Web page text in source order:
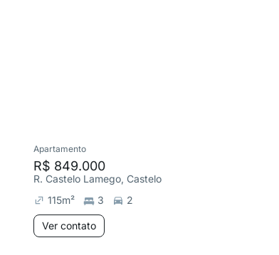
Apartamento
R$ 849.000
R. Castelo Lamego, Castelo
115m² 3 2
Ver contato